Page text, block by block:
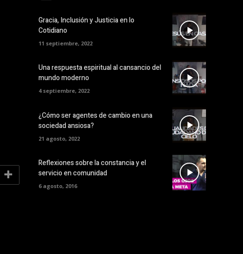
Gracia, Inclusión y Justicia en lo
Cotidiano
11 septiembre, 2022
Una respuesta espiritual al cansancio del
mundo moderno
4 septiembre, 2022
¿Cómo ser agentes de cambio en una
sociedad ansiosa?
21 agosto, 2022
Reflexiones sobre la constancia y el
servicio en comunidad
6 agosto, 2016